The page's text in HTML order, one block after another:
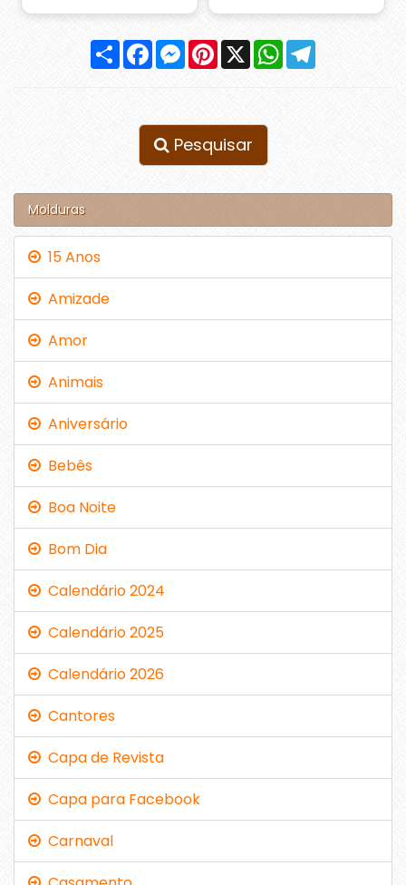
Compartilhar
FacebookMessenger
Pinterest
X WhatsApp
Pesquisar
Molduras
15 Anos
Amizade
Amor
Animais
Aniversário
Bebês
Boa Noite
Bom Dia
Calendário 2024
Calendário 2025
Calendário 2026
Cantores
Capa de Revista
Capa para Facebook
Carnaval